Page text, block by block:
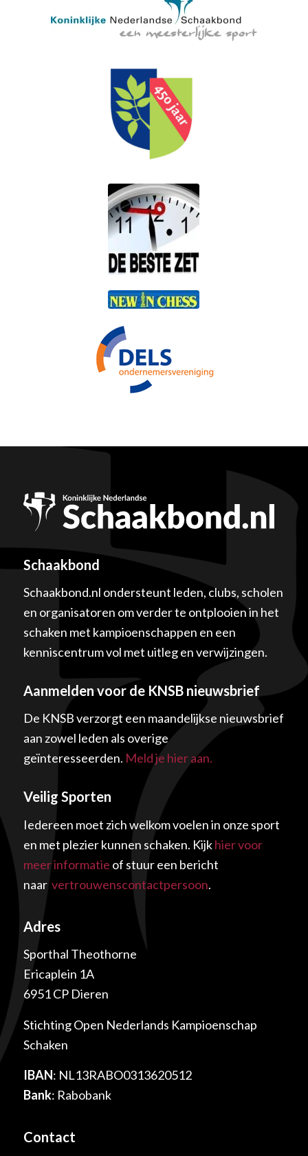
Schaakbond
Schaakbond.nl ondersteunt leden, clubs, scholen
en organisatoren om verder te ontplooien in het
schaken met kampioenschappen en een
kenniscentrum vol met uitleg en verwijzingen.
Aanmelden voor de KNSB nieuwsbrief
De KNSB verzorgt een maandelijkse nieuwsbrief
aan zowel leden als overige
geïnteresseerden. Meld je hier aan.
Veilig Sporten
Iedereen moet zich welkom voelen in onze sport
en met plezier kunnen schaken. Kijkhier voor
meer informatie of stuur een bericht
naarvertrouwenscontactpersoon.
Adres
Sporthal Theothorne
Ericaplein 1A
6951 CP Dieren
Stichting Open Nederlands Kampioenschap
Schaken
IBAN: NL13RABO0313620512
Bank: Rabobank
Contact